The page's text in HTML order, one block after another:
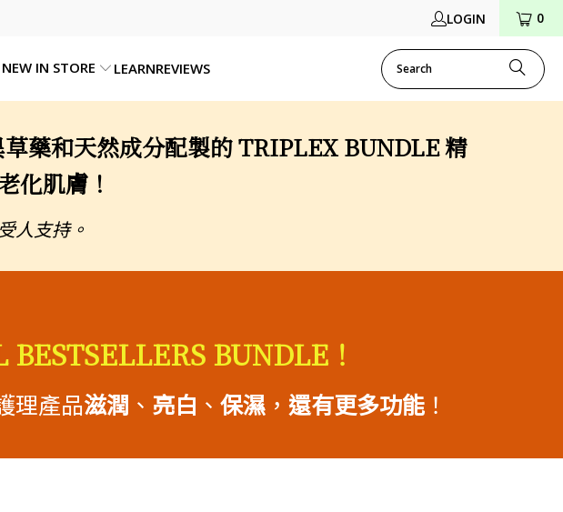
LOGIN 0
NEW IN STORE LEARNREVIEWS
藥和天然成分配製的 TRIPLEX BUNDLE 精
化肌膚！
人支持。
BUNDLE！
理產品滋潤 、 亮白 、 保濕 ， 還有更多功能 ！